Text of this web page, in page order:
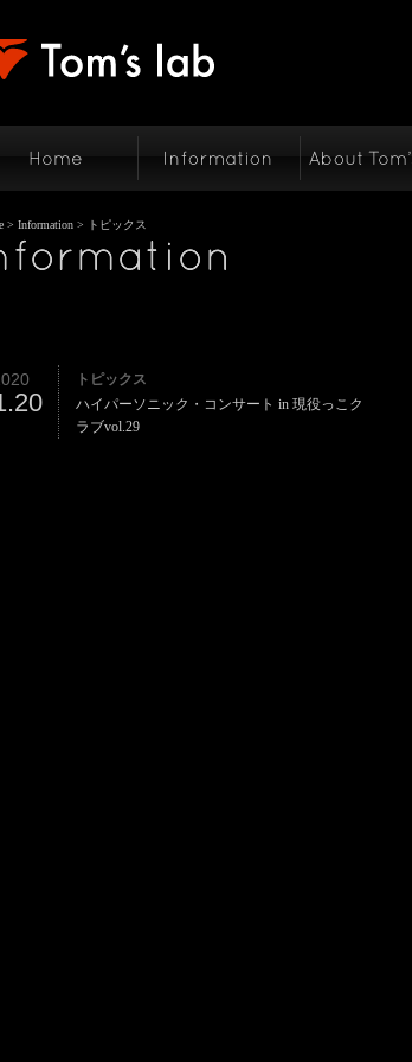
> Information > トピックス
トピックス
ハイパーソニック・コンサート in 現役っこク
ラブvol.29